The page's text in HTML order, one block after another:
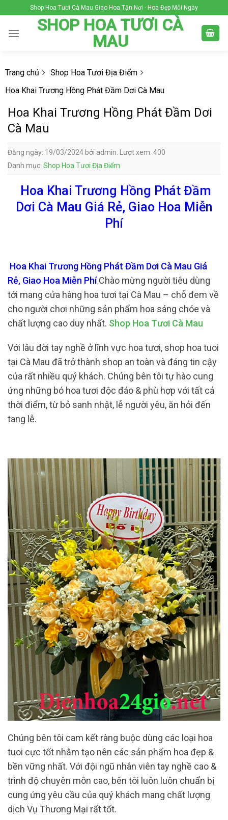
to
content
Shop Hoa Tươi Cà Mau Giao Hoa Tận Nơi - Hoa Đẹp Mỗi Ngày
SHOP HOA TƯƠI CÀ
MAU
Trang chủ
Shop Hoa Tươi Địa Điểm
Hoa Khai Trương Hồng Phát Đầm Dơi Cà Mau
Hoa Khai Trương Hồng Phát Đầm Dơi
Cà Mau
Đăng ngày: 19/03/2024 bởi admin. Lượt xem: 400
Danh mục: Shop Hoa Tươi Địa Điểm
Hoa Khai Trương Hồng Phát Đầm
Dơi Cà Mau Giá Rẻ, Giao Hoa Miễn
Phí
Hoa Khai Trương Hồng Phát Đầm Dơi Cà Mau Giá
Rẻ, Giao Hoa Miễn PhíChào mừng người tiêu dùng
tới mang cửa hàng hoa tươi tại Cà Mau – chỗ đem về
cho người chơi những sản phẩm hoa sáng chóe và
chất lượng cao duy nhất. Shop Hoa Tươi Cà Mau
Với lâu đời tay nghề ở lĩnh vực hoa tươi, shop hoa tuoi
tại Cà Mau đã trở thành shop an toàn và đáng tin cậy
của rất nhiều quý khách. Chúng bên tôi tự hào cung
ứng những bó hoa tươi độc đáo & phù hợp với tất cả
thời điểm, từ bỏ sanh nhật, lễ người yêu, ăn hỏi đến
tang lễ.
Chúng bên tôi cam kết ràng buộc dùng các loại hoa
tuoi cực tốt nhằm tạo nên các sản phẩm hoa đẹp &
bền vững nhất. Với đội ngũ nhân viên tay nghề cao &
trình độ chuyên môn cao, bên tôi luôn luôn chuẩn bị
cung ứng yêu cầu của quý khách mang chất lượng
dịch Vụ Thương Mại rất tốt.